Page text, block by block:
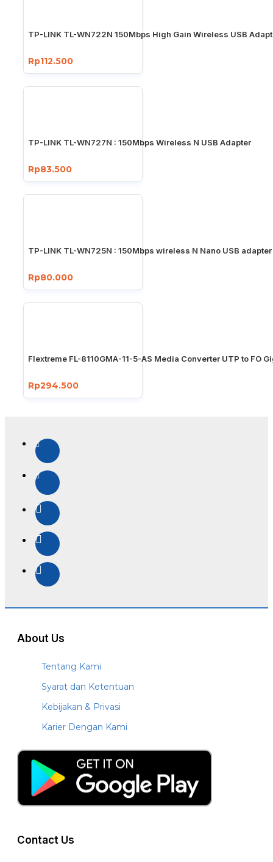
TP-LINK TL-WN722N 150Mbps High Gain Wireless USB
Rp112.500
TP-LINK TL-WN727N : 150Mbps Wireless N USB Adapter
Rp83.500
TP-LINK TL-WN725N : 150Mbps wireless N Nano USB adapter
Rp80.000
Flextreme FL-8110GMA-11-5-AS Media Converter UTP to FO
Rp294.500
About Us
Tentang Kami
Syarat dan Ketentuan
Kebijakan & Privasi
Karier Dengan Kami
Contact Us